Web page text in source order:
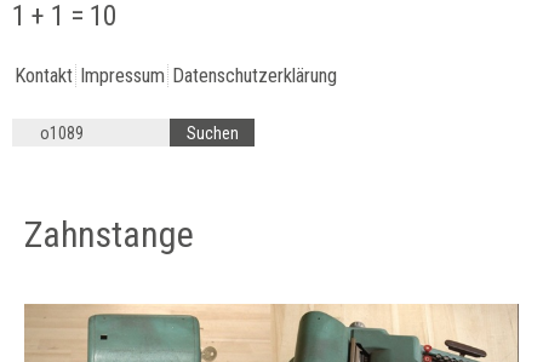
1 + 1 = 10
Kontakt Impressum Datenschutzerklärung
Zahnstange